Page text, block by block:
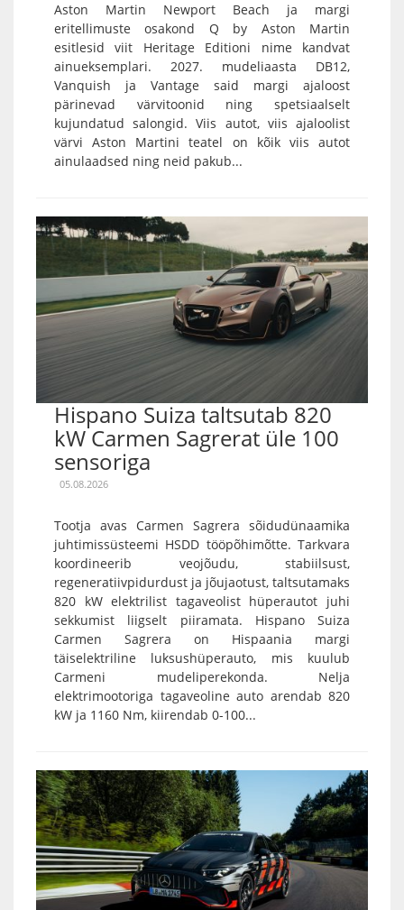
Aston Martin Newport Beach ja margi
eritellimuste osakond Q by Aston Martin
esitlesid viit Heritage Editioni nime kandvat
ainueksemplari. 2027. mudeliaasta DB12,
Vanquish ja Vantage said margi ajaloost
pärinevad värvitoonid ning spetsiaalselt
kujundatud salongid. Viis autot, viis ajaloolist
värvi Aston Martini teatel on kõik viis autot
ainulaadsed ning neid pakub...
Hispano Suiza taltsutab 820
kW Carmen Sagrerat üle 100
sensoriga
05.08.2026
Tootja avas Carmen Sagrera sõidudünaamika
juhtimissüsteemi HSDD tööpõhimõtte. Tarkvara
koordineerib veojõudu, stabiilsust,
regeneratiivpidurdust ja jõujaotust, taltsutamaks
820 kW elektrilist tagaveolist hüperautot juhi
sekkumist liigselt piiramata. Hispano Suiza
Carmen Sagrera on Hispaania margi
täiselektriline luksushüperauto, mis kuulub
Carmeni mudeliperekonda. Nelja
elektrimootoriga tagaveoline auto arendab 820
kW ja 1160 Nm, kiirendab 0-100...